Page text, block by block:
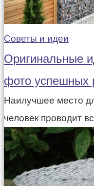
Советы и идеи
Оригинальные
фото успешных
Наилучшее место
человек проводит